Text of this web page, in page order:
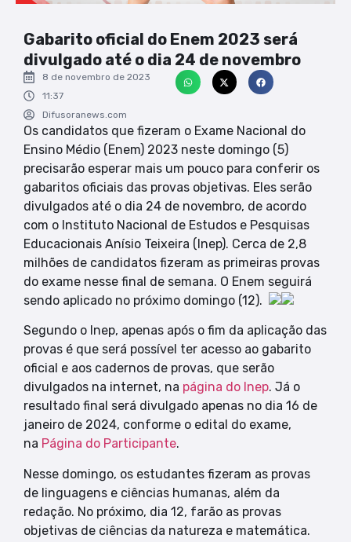
Gabarito oficial do Enem 2023 será
divulgado até o dia 24 de novembro
8 de novembro de 2023
11:37
Difusoranews.com
Os candidatos que fizeram o Exame Nacional do
Ensino Médio (Enem) 2023 neste domingo (5)
precisarão esperar mais um pouco para conferir os
gabaritos oficiais das provas objetivas. Eles serão
divulgados até o dia 24 de novembro, de acordo
com o Instituto Nacional de Estudos e Pesquisas
Educacionais Anísio Teixeira (Inep). Cerca de 2,8
milhões de candidatos fizeram as primeiras provas
do exame nesse final de semana. O Enem seguirá
sendo aplicado no próximo domingo (12).
Segundo o Inep, apenas após o fim da aplicação das
provas é que será possível ter acesso ao gabarito
oficial e aos cadernos de provas, que serão
divulgados na internet, na página do Inep. Já o
resultado final será divulgado apenas no dia 16 de
janeiro de 2024, conforme o edital do exame,
na Página do Participante.
Nesse domingo, os estudantes fizeram as provas
de linguagens e ciências humanas, além da
redação. No próximo, dia 12, farão as provas
objetivas de ciências da natureza e matemática.